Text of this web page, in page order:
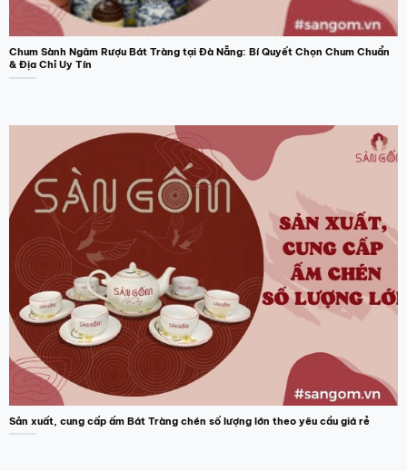
Chum Sành Ngâm Rượu Bát Tràng tại Đà Nẵng: Bí Quyết Chọn Chum Chuẩn
& Địa Chỉ Uy Tín
Sản xuất, cung cấp ấm Bát Tràng chén số lượng lớn theo yêu cầu giá rẻ